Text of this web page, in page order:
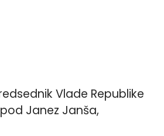
Vlade Republike
Janez Janša,